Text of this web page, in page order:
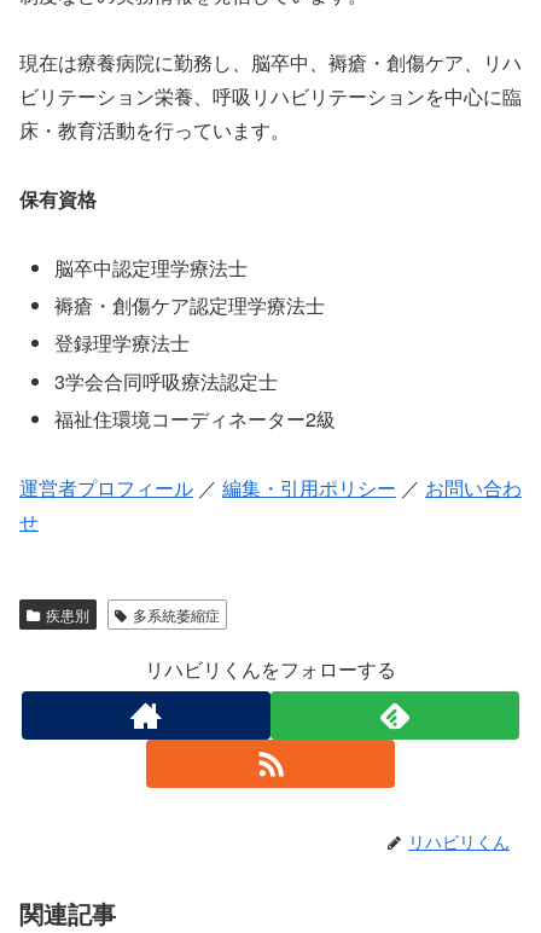
現在は療養病院に勤務し、脳卒中、褥瘡・創傷ケア、リハ
ビリテーション栄養、呼吸リハビリテーションを中心に臨
床・教育活動を行っています。
保有資格
脳卒中認定理学療法士
褥瘡・創傷ケア認定理学療法士
登録理学療法士
3学会合同呼吸療法認定士
福祉住環境コーディネーター2級
運営者プロフィール ／ 編集・引用ポリシー ／ お問い合わ
せ
疾患別 多系統萎縮症
リハビリくんをフォローする
リハビリくん
関連記事